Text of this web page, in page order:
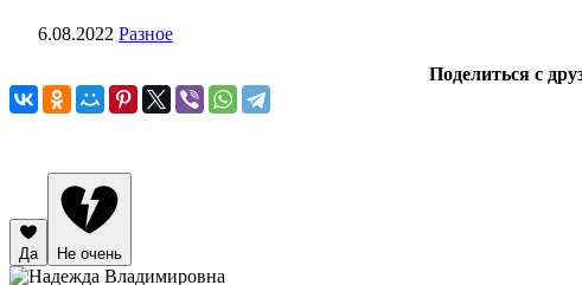
6.08.2022 Разное
Поделиться с
Да Не очень